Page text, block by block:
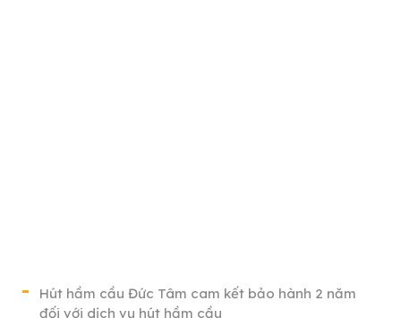
Hút hầm cầu Đức Tâm cam kết bảo hành 2 năm
đối với dịch vụ hút hầm cầu